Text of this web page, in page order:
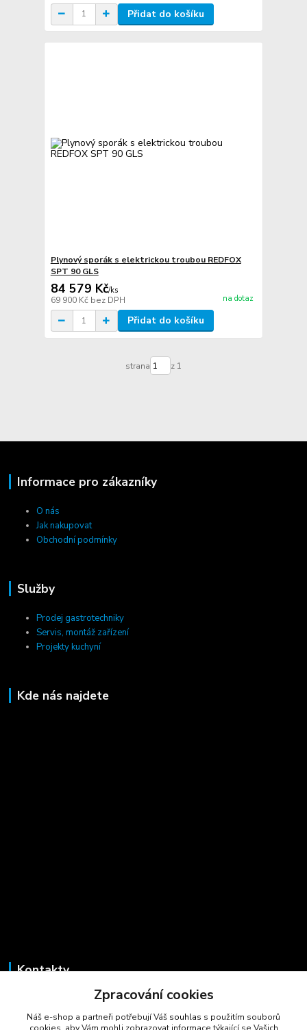
Přidat do košíku
Plynový sporák s elektrickou troubou REDFOX
SPT 90 GLS
84 579 Kč/ks
69 900 Kč bez DPH na dotaz
Přidat do košíku
strana z 1
Informace pro zákazníky
O nás
Jak nakupovat
Obchodní podmínky
Služby
Prodej gastrotechniky
Servis, montáž zařízení
Projekty kuchyní
Kde nás najdete
Kontakty
+420 723 725 881
(Po-Pá, 8-16 hod.)
Zpracování cookies
Náš e-shop a partneři potřebují Váš souhlas s použitím souborů